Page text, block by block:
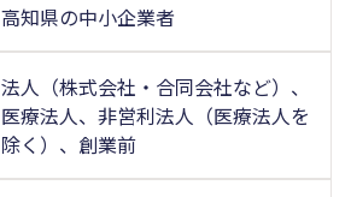
高知県の中小企業者
法人（株式会社・合同会社など）、
医療法人、非営利法人（医療法人を
除く）、創業前